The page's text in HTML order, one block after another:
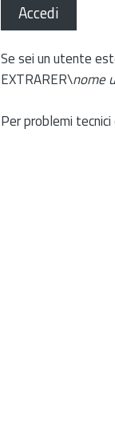
Accedi
Se sei un utente
EXTRARER\nome
Per problemi